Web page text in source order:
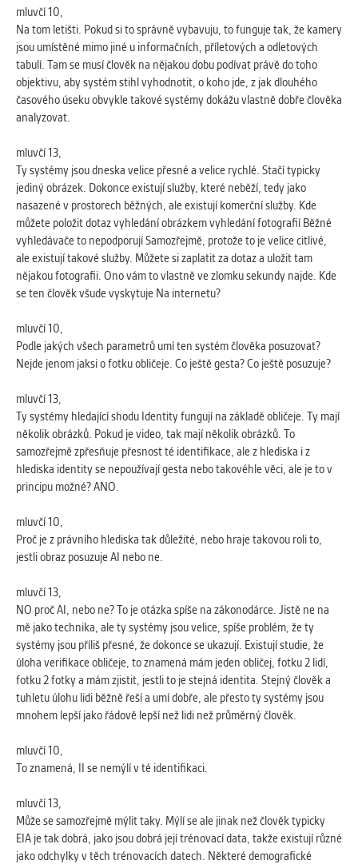
Naším cílem je, aby tato kategorie
zůstala prázdná a všechny cookies byly
přiřazeny do některé z kategorií
uvedených výše.
mluvčí 10,
Na tom letišti. Pokud si to správně vybavuju, to funguje tak, že kamery
jsou umístěné mimo jiné u informačních, příletových a odletových
tabulí. Tam se musí člověk na nějakou dobu podívat právě do toho
objektivu, aby systém stihl vyhodnotit, o koho jde, z jak dlouhého
časového úseku obvykle takové systémy dokážu vlastně dobře člověka
analyzovat.
mluvčí 13,
Ty systémy jsou dneska velice přesné a velice rychlé. Stačí typicky
jediný obrázek. Dokonce existují služby, které neběží, tedy jako
nasazené v prostorech běžných, ale existují komerční služby. Kde
můžete položit dotaz vyhledání obrázkem vyhledání fotografií Běžné
vyhledávače to nepodporují Samozřejmě, protože to je velice citlivé,
ale existují takové služby. Můžete si zaplatit za dotaz a uložit tam
nějakou fotografii. Ono vám to vlastně ve zlomku sekundy najde. Kde
se ten člověk všude vyskytuje Na internetu?
mluvčí 10,
Podle jakých všech parametrů umí ten systém člověka posuzovat?
Nejde jenom jaksi o fotku obličeje. Co ještě gesta? Co ještě posuzuje?
mluvčí 13,
Ty systémy hledající shodu Identity fungují na základě obličeje. Ty mají
několik obrázků. Pokud je video, tak mají několik obrázků. To
samozřejmě zpřesňuje přesnost té identifikace, ale z hlediska i z
hlediska identity se nepoužívají gesta nebo takovéhle věci, ale je to v
principu možné? ANO.
mluvčí 10,
Proč je z právního hlediska tak důležité, nebo hraje takovou roli to,
jestli obraz posuzuje AI nebo ne.
mluvčí 13,
NO proč AI, nebo ne? To je otázka spíše na zákonodárce. Jistě ne na
mě jako technika, ale ty systémy jsou velice, spíše problém, že ty
systémy jsou příliš přesné, že dokonce se ukazují. Existují studie, že
úloha verifikace obličeje, to znamená mám jeden obličej, fotku 2 lidí,
fotku 2 fotky a mám zjistit, jestli to je stejná identita. Stejný člověk a
tuhletu úlohu lidi běžně řeší a umí dobře, ale přesto ty systémy jsou
mnohem lepší jako řádově lepší než lidi než průměrný člověk.
mluvčí 10,
To znamená, II se nemýlí v té identifikaci.
mluvčí 13,
Může se samozřejmě mýlit taky. Mýlí se ale jinak než člověk typicky
EIA je tak dobrá, jako jsou dobrá její trénovací data, takže existují různé
jako odchylky v těch trénovacích datech. Některé demografické